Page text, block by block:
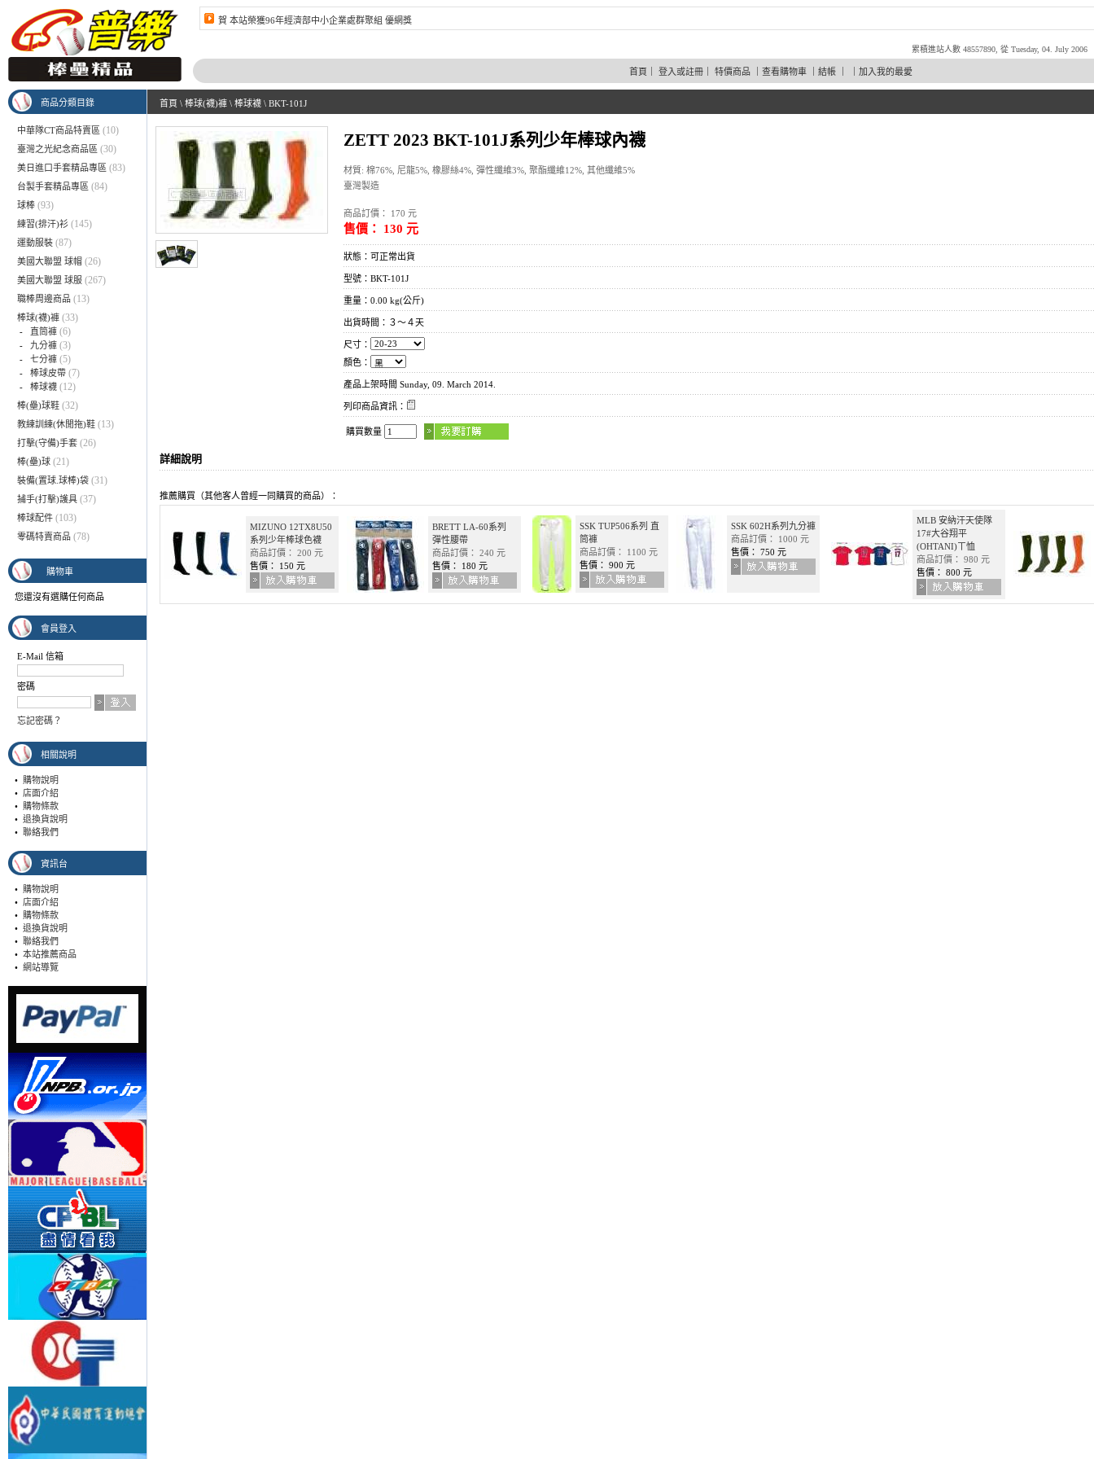
賀 本站榮獲96年經濟部中小企業處群聚組 優網獎
累積進站人數 48557890, 從 Tuesday, 04. July 2006
首頁 登入或註冊 特價商品 查看購物車 結帳 加入我的最愛
商品分類目錄
中華隊CT商品特賣區 (10)
臺灣之光紀念商品區 (30)
美日進口手套精品專區 (83)
台製手套精品專區 (84)
球棒 (93)
練習(排汗)衫 (145)
運動服裝 (87)
美國大聯盟 球帽 (26)
美國大聯盟 球服 (267)
職棒周邊商品 (13)
棒球(襪)褲 (33)
- 直筒褲 (6)
- 九分褲 (3)
- 七分褲 (5)
- 棒球皮帶 (7)
- 棒球襪 (12)
棒(壘)球鞋 (32)
教練訓練(休閒拖)鞋 (13)
打擊(守備)手套 (26)
棒(壘)球 (21)
裝備(置球.球棒)袋 (31)
捕手(打擊)護具 (37)
棒球配件 (103)
零碼特賣商品 (78)
購物車
您還沒有選購任何商品
會員登入
E-Mail 信箱
密碼
忘記密碼？
相關說明
• 購物說明
• 店面介紹
• 購物條款
• 退換貨說明
• 聯絡我們
資訊台
• 購物說明
• 店面介紹
• 購物條款
• 退換貨說明
• 聯絡我們
• 本站推薦商品
• 網站導覽
首頁 \ 棒球(襪)褲 \ 棒球襪 \ BKT-101J
ZETT 2023 BKT-101J系列少年棒球內襪
材質: 棉76%, 尼龍5%, 橡膠絲4%, 彈性纖維3%, 聚酯纖維12%, 其他纖維5%
臺灣製造
商品訂價： 170 元
售價： 130 元
狀態：可正常出貨
型號：BKT-101J
重量：0.00 kg(公斤)
出貨時間：３～４天
尺寸：
顏色：
產品上架時間 Sunday, 09. March 2014.
列印商品資訊：
購買數量
詳細說明
推薦購買（其他客人曾經一同購買的商品）：
MIZUNO 12TX8U50
系列少年棒球色襪
商品訂價： 200 元
售價： 150 元
BRETT LA-60系列
彈性腰帶
商品訂價： 240 元
售價： 180 元
SSK TUP506系列 直
筒褲
商品訂價： 1100 元
售價： 900 元
SSK 602H系列九分褲
商品訂價： 1000 元
售價： 750 元
MLB 安納汗天使隊
17#大谷翔平
(OHTANI)ㄒ恤
商品訂價： 980 元
售價： 800 元